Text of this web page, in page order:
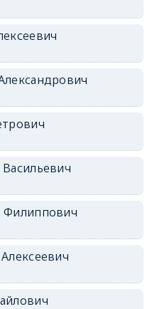
Филиппович